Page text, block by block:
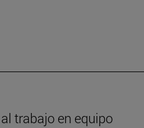
trabajo en equipo